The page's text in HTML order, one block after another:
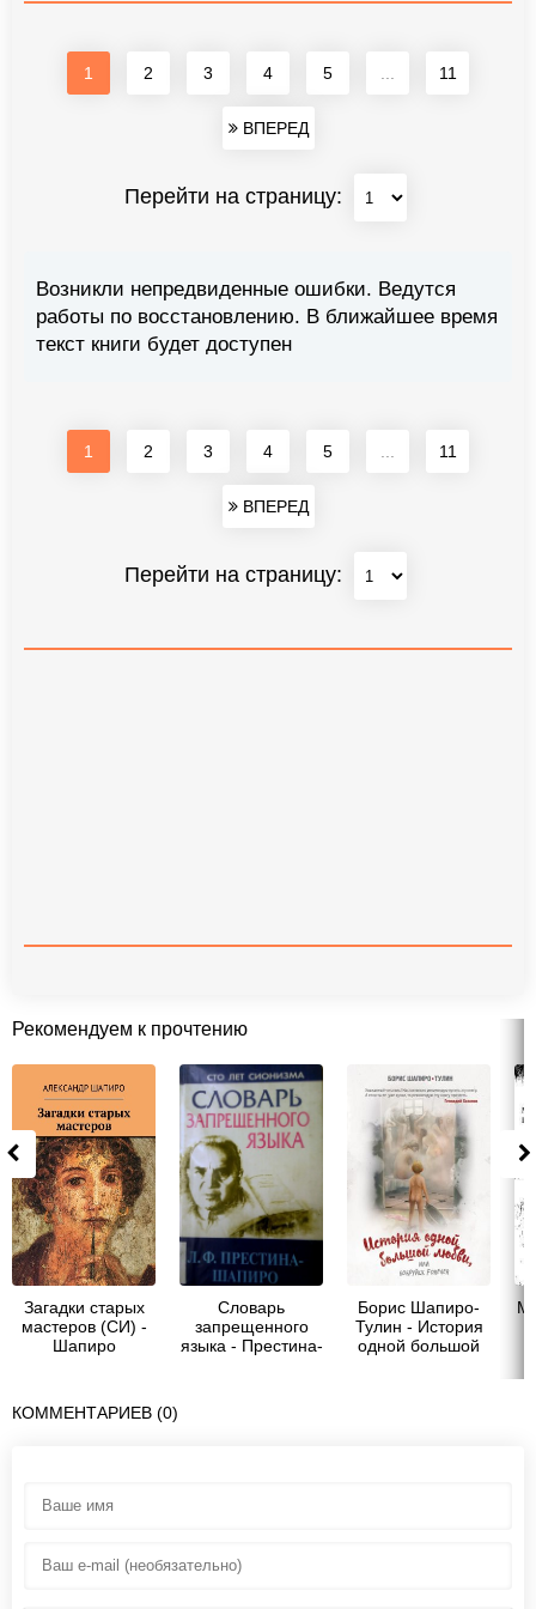
1 2 3 4 5 11
ВПЕРЕД
Перейти на страницу:
Возникли непредвиденные ошибки. Ведутся
работы по восстановлению. В ближайшее время
текст книги будет доступен
1 2 3 4 5 11
ВПЕРЕД
Перейти на страницу:
Рекомендуем к прочтению
Загадки старых
мастеров (СИ) -
Шапиро
Словарь
запрещенного
языка - Престина-
Борис Шапиро-
Тулин - История
одной большой
КОММЕНТАРИЕВ (0)